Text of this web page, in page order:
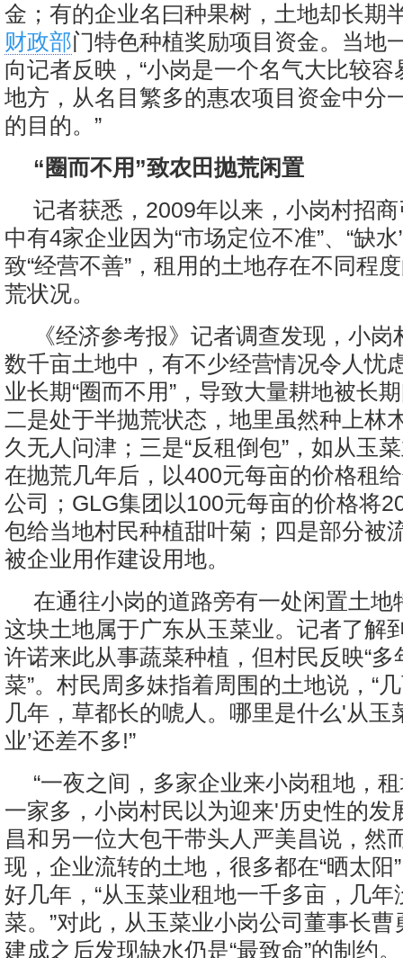
金；有的企业名曰种果树，土地却长期
财政部门特色种植奖励项目资金。当地
向记者反映，“小岗是一个名气大比较
地方，从名目繁多的惠农项目资金中分
的目的。”
“圈而不用”致农田抛荒闲置
记者获悉，2009年以来，小岗村招
中有4家企业因为“市场定位不准”、“缺
致“经营不善”，租用的土地存在不同程
荒状况。
《经济参考报》记者调查发现，小
数千亩土地中，有不少经营情况令人忧
业长期“圈而不用”，导致大量耕地被长
二是处于半抛荒状态，地里虽然种上林
久无人问津；三是“反租倒包”，如从玉
在抛荒几年后，以400元每亩的价格租
公司；GLG集团以100元每亩的价格将
包给当地村民种植甜叶菊；四是部分被
被企业用作建设用地。
在通往小岗的道路旁有一处闲置土地
这块土地属于广东从玉菜业。记者了解
许诺来此从事蔬菜种植，但村民反映“
菜”。村民周多妹指着周围的土地说，“
几年，草都长的唬人。哪里是什么'从玉
业’还差不多!”
“一夜之间，多家企业来小岗租地，
一家多，小岗村民以为迎来'历史性的发
昌和另一位大包干带头人严美昌说，然
现，企业流转的土地，很多都在“晒太阳
好几年，“从玉菜业租地一千多亩，几
菜。”对此，从玉菜业小岗公司董事长
建成之后发现缺水仍是“最致命”的制约。